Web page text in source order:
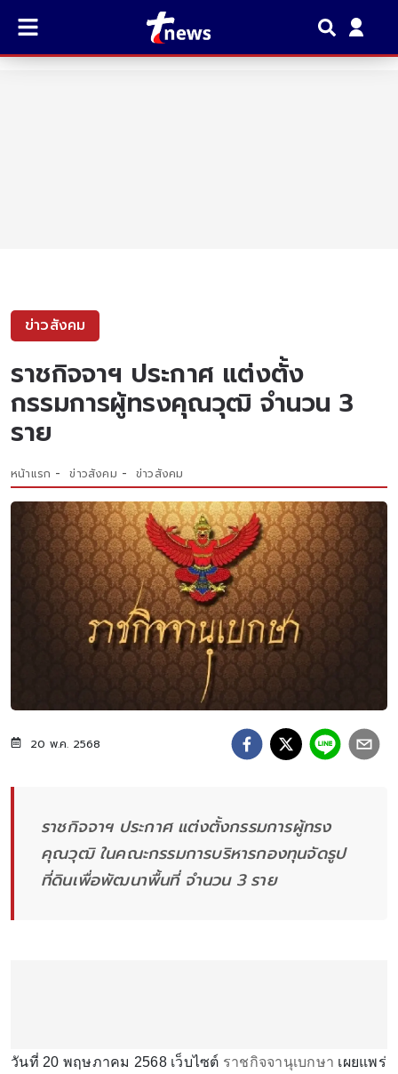
ข่าวสังคม
ราชกิจจาฯ ประกาศ แต่งตั้ง
กรรมการผู้ทรงคุณวุฒิ จำนวน 3
ราย
หน้าแรก ข่าวสังคม ข่าวสังคม
20 พ.ค. 2568
ราชกิจจาฯ ประกาศ แต่งตั้งกรรมการผู้ทรง
คุณวุฒิ ในคณะกรรมการบริหารกองทุนจัดรูป
ที่ดินเพื่อพัฒนาพื้นที่ จำนวน 3 ราย
วันที่ 20 พฤษภาคม 2568 เว็บไซต์ ราชกิจจานุเบกษา เผยแพร่